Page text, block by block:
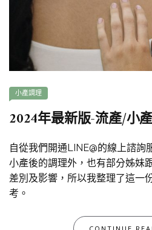
小產調理
2024年最新版-流產/小
自從我們開通LINE@的線上諮詢
小產後的調理外，也有部分姊妹
差別及影響，所以我整理了這一
考。